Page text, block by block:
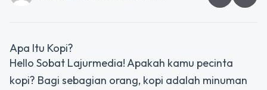
Apa Itu Kopi?
Hello Sobat Lajurmedia! Apakah kamu pecinta
kopi? Bagi sebagian orang, kopi adalah minuman